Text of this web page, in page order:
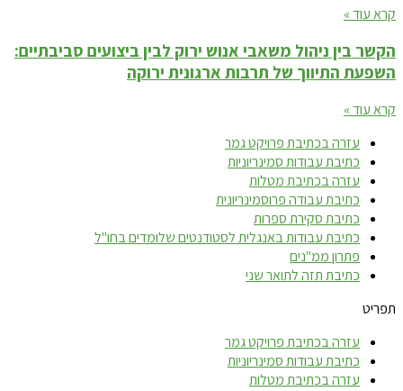
קרא עוד »
הקשר בין ניהול משאבי אנוש ירוק לבין ביצועים סביבתיים:
השפעת התיווך של תרבות ארגונית ירוקה
קרא עוד »
עזרה בכתיבת פרויקט גמר
כתיבת עבודות סמינריוניות
עזרה בכתיבת מטלות
כתיבת עבודה פרוסמינריונית
כתיבת סקירת ספרות
כתיבת עבודות באנגלית לסטודנטים שלומדים בחו"ל
פתרון ממ"נים
כתיבת תזה לתואר שני
תפריט
עזרה בכתיבת פרויקט גמר
כתיבת עבודות סמינריוניות
עזרה בכתיבת מטלות